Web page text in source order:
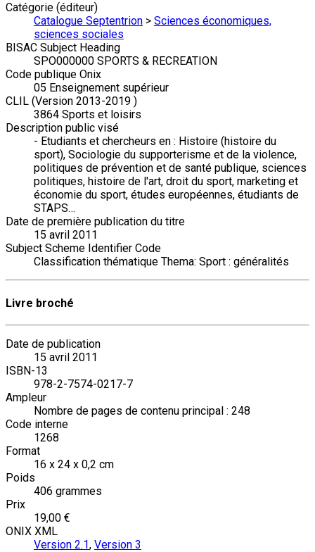
Catégorie (éditeur)
Catalogue Septentrion > Sciences économiques,
sciences sociales
BISAC Subject Heading
SPO000000 SPORTS & RECREATION
Code publique Onix
05 Enseignement supérieur
CLIL (Version 2013-2019 )
3864 Sports et loisirs
Description public visé
- Etudiants et chercheurs en : Histoire (histoire du
sport), Sociologie du supporterisme et de la violence,
politiques de prévention et de santé publique, sciences
politiques, histoire de l'art, droit du sport, marketing et
économie du sport, études européennes, étudiants de
STAPS…
Date de première publication du titre
15 avril 2011
Subject Scheme Identifier Code
Classification thématique Thema: Sport : généralités
Livre broché
Date de publication
15 avril 2011
ISBN-13
978-2-7574-0217-7
Ampleur
Nombre de pages de contenu principal : 248
Code interne
1268
Format
16 x 24 x 0,2 cm
Poids
406 grammes
Prix
19,00 €
ONIX XML
Version 2.1, Version 3